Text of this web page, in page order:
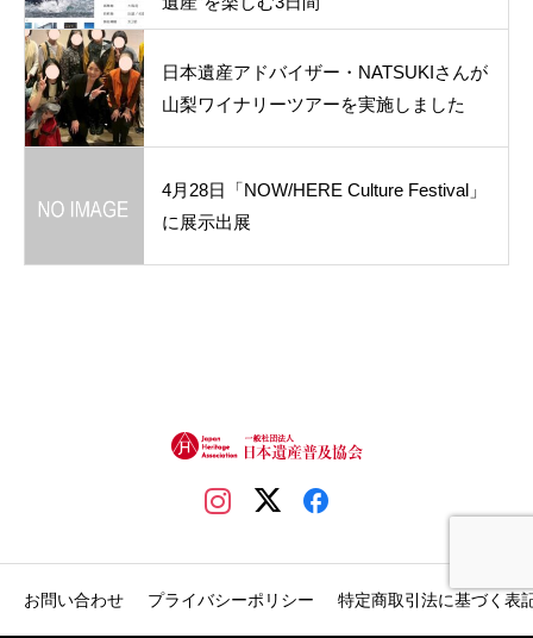
日本遺産アドバイザー・NATSUKIさんが
山梨ワイナリーツアーを実施しました
4月28日「NOW/HERE Culture Festival」
に展示出展
お問い合わせ プライバシーポリシー 特定商取引法に基づく表